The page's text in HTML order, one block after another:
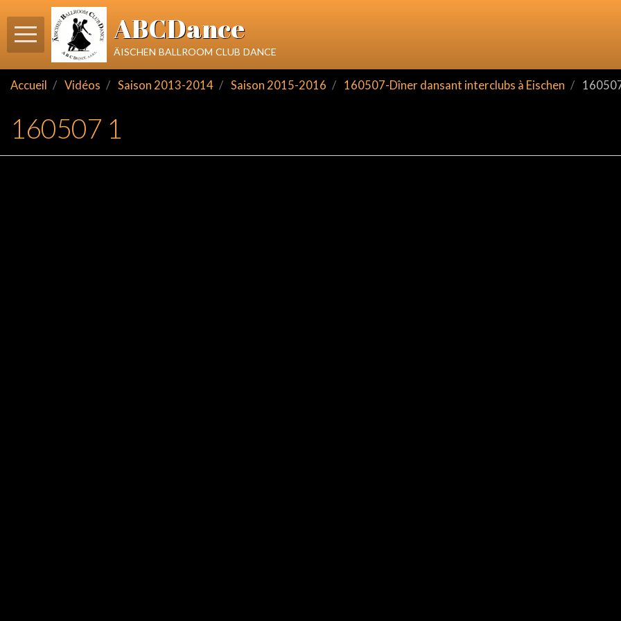
ABCDance
äischen ballroom club dance
Accueil Vidéos Saison 2013-2014 Saison 2015-2016 160507-Dîner dansant interclubs à Eischen
160507 1